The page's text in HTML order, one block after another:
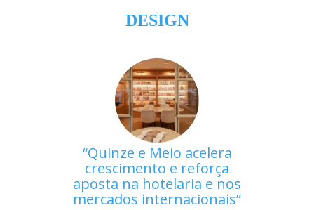
DESIGN
Quinze e Meio acelera
crescimento e reforça
aposta na hotelaria e nos
mercados internacionais